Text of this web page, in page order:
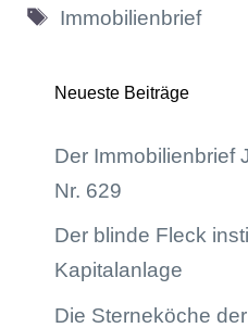
Schlagwörter
Immobilienbrief
Neueste Beiträge
Der Immobilienbrief
Nr. 629
Der blinde Fleck
Kapitalanlage
Die Sterneköche